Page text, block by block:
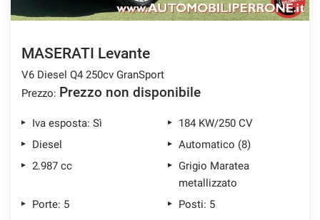
MASERATI Levante
V6 Diesel Q4 250cv GranSport
Prezzo: Prezzo non disponibile
Iva esposta: Sì
184 KW/250 CV
Diesel
Automatico (8)
2.987 cc
Grigio Maratea
metallizzato
Porte: 5
Posti: 5